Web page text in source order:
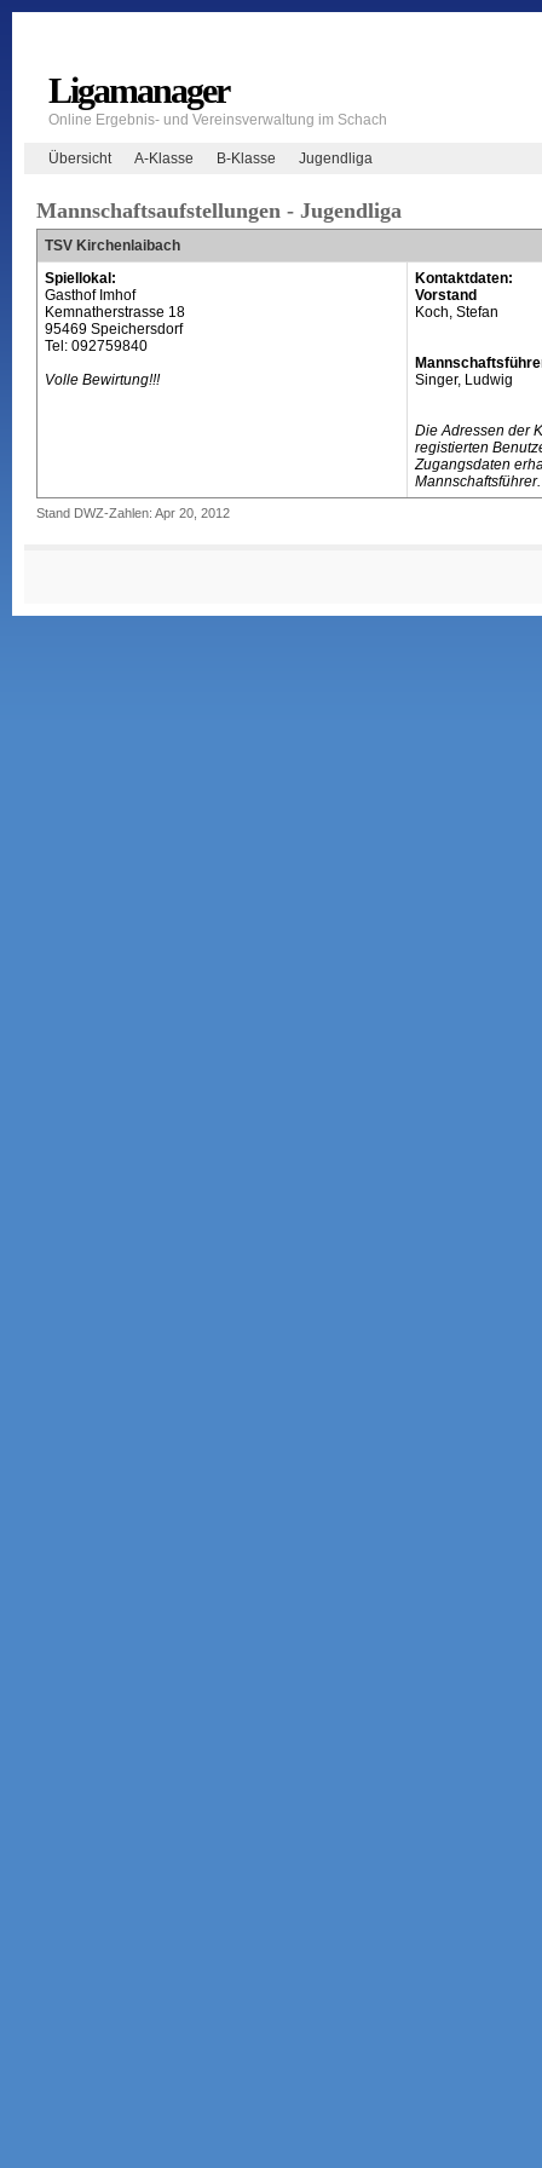
Ligamanager
Online Ergebnis- und Vereinsverwaltung im Schach
Übersicht A-Klasse B-Klasse Jugendliga
Mannschaftsaufstellungen - Jugendliga
TSV Kirchenlaibach
Spiellokal:
Gasthof Imhof
Kemnatherstrasse 18
95469 Speichersdorf
Tel: 092759840
Volle Bewirtung!!!
Kontaktdaten:
Vorstand
Koch, Stefan
Singer, Ludwig
Die Adressen der
registierten
Zugangsdaten
Mannschaftsführer.
Stand DWZ-Zahlen: Apr 20, 2012